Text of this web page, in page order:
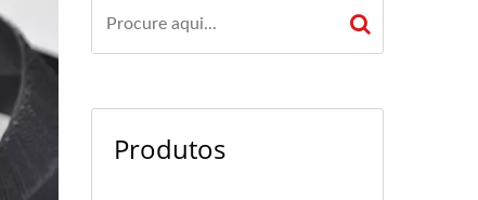
Produtos